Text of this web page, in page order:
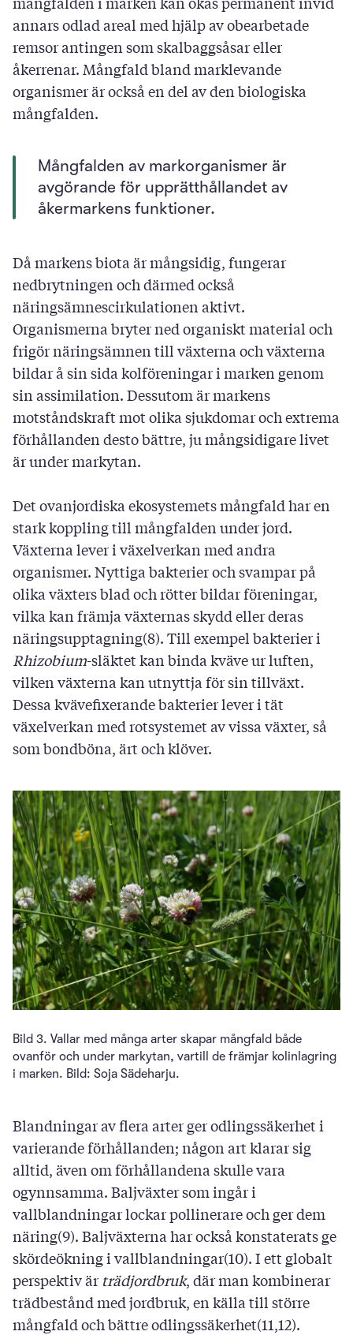
annars odlad areal med hjälp av obearbetade
remsor antingen som skalbaggsåsar eller
åkerrenar. Mångfald bland marklevande
organismer är också en del av den biologiska
mångfalden.
Mångfalden av markorganismer är
avgörande för upprätthållandet av
åkermarkens funktioner.
Då markens biota är mångsidig, fungerar
nedbrytningen och därmed också
näringsämnescirkulationen aktivt.
Organismerna bryter ned organiskt material och
frigör näringsämnen till växterna och växterna
bildar å sin sida kolföreningar i marken genom
sin assimilation. Dessutom är markens
motståndskraft mot olika sjukdomar och extrema
förhållanden desto bättre, ju mångsidigare livet
är under markytan.
Det ovanjordiska ekosystemets mångfald har en
stark koppling till mångfalden under jord.
Växterna lever i växelverkan med andra
organismer. Nyttiga bakterier och svampar på
olika växters blad och rötter bildar föreningar,
vilka kan främja växternas skydd eller deras
näringsupptagning(8). Till exempel bakterier i
Rhizobium-släktet kan binda kväve ur luften,
vilken växterna kan utnyttja för sin tillväxt.
Dessa kvävefixerande bakterier lever i tät
växelverkan med rotsystemet av vissa växter, så
som bondböna, ärt och klöver.
Bild 3. Vallar med många arter skapar mångfald både
ovanför och under markytan, vartill de främjar kolinlagring
i marken. Bild: Soja Sädeharju.
Blandningar av flera arter ger odlingssäkerhet i
varierande förhållanden; någon art klarar sig
alltid, även om förhållandena skulle vara
ogynnsamma. Baljväxter som ingår i
vallblandningar lockar pollinerare och ger dem
näring(9). Baljväxterna har också konstaterats ge
skördeökning i vallblandningar(10). I ett globalt
perspektiv ärträdjordbruk, där man kombinerar
trädbestånd med jordbruk, en källa till större
mångfald och bättre odlingssäkerhet(11,12).